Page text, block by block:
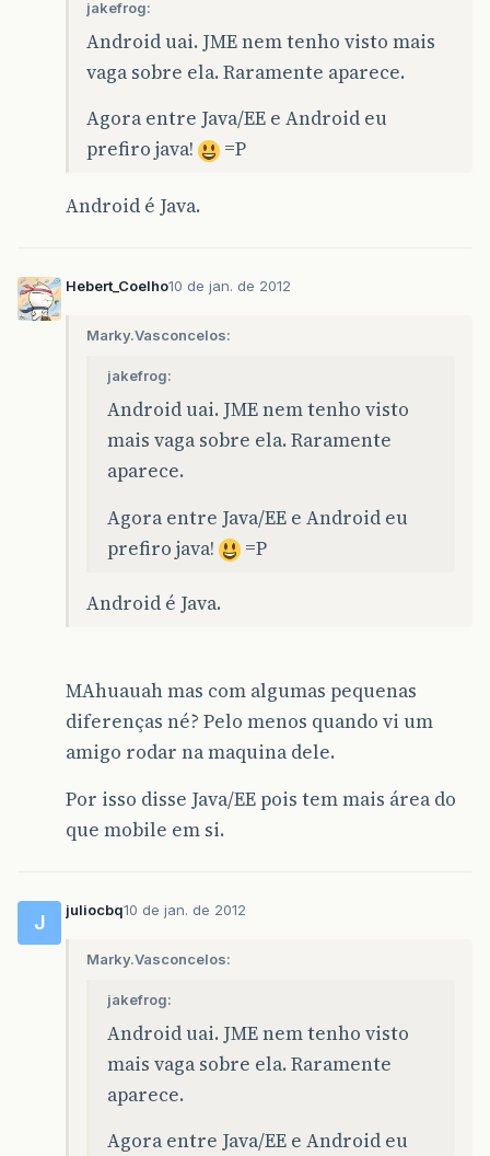
jakefrog:
Android uai. JME nem tenho visto mais
vaga sobre ela. Raramente aparece.
Agora entre Java/EE e Android eu
prefiro java!
=P
Android é Java.
Hebert_Coelho10 de jan. de 2012
Marky.Vasconcelos:
jakefrog:
Android uai. JME nem tenho visto
mais vaga sobre ela. Raramente
aparece.
Agora entre Java/EE e Android eu
prefiro java!
=P
Android é Java.
MAhuauah mas com algumas pequenas
diferenças né? Pelo menos quando vi um
amigo rodar na maquina dele.
Por isso disse Java/EE pois tem mais área do
que mobile em si.
J
juliocbq10 de jan. de 2012
Marky.Vasconcelos:
jakefrog:
Android uai. JME nem tenho visto
mais vaga sobre ela. Raramente
aparece.
Agora entre Java/EE e Android eu